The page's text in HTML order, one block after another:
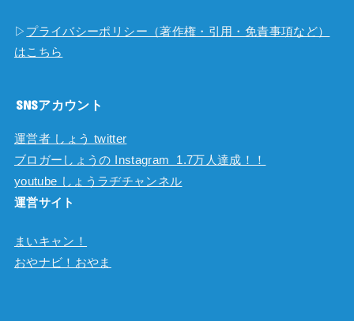
▷ プライバシーポリシー（著作権・引用・免責事項など）
はこちら
SNSアカウント
運営者 しょう twitter
ブロガーしょうの Instagram 1.7万人達成！！
youtube しょうラヂチャンネル
運営サイト
まいキャン！
おやナビ！おやま